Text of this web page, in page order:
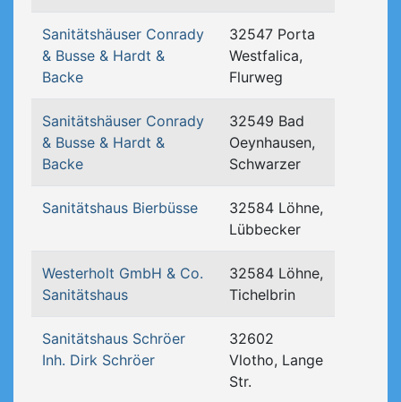
Sanitätshäuser Conrady
& Busse & Hardt &
Backe
32547 Porta
Westfalica,
Flurweg
Sanitätshäuser Conrady
& Busse & Hardt &
Backe
32549 Bad
Oeynhausen,
Schwarzer
Sanitätshaus Bierbüsse
32584 Löhne,
Lübbecker
Westerholt GmbH & Co.
Sanitätshaus
32584 Löhne,
Tichelbrin
Sanitätshaus Schröer
Inh. Dirk Schröer
32602
Vlotho, Lange
Str.